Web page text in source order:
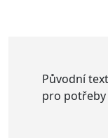
Původní
pro potřeby